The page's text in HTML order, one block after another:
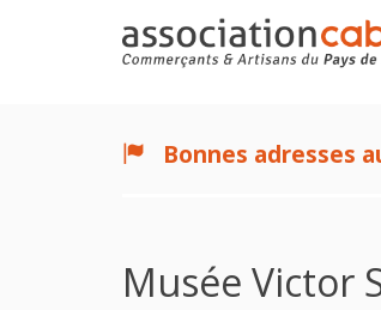
Bonnes adresses
Musée Victor